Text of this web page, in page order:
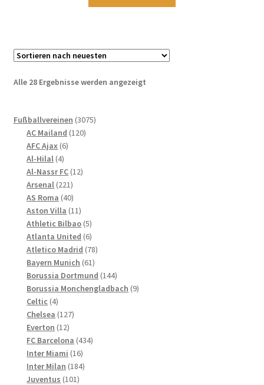
Alle 28 Ergebnisse werden angezeigtNach
Fußballvereinen 30753075
AC Mailand 120120
AFC Ajax 66
Al-Hilal 44
Produkte
Al-Nassr FC 1212
Arsenal 221221
Produkte
AS Roma 4040
Produkte
Aston Villa 1111
Produkte
Athletic Bilbao 55
Produkte
Atlanta United 66
Produkte
Atletico Madrid 7878
Bayern Munich 6161
Produkte
Borussia Dortmund 144144
Produkte
Borussia Monchengladbach 99
Celtic 44
Produkte
Chelsea 127127
Everton 1212
Produkte
FC Barcelona 434434
Inter Miami 1616
Produkte
Inter Milan 184184
Juventus 101101